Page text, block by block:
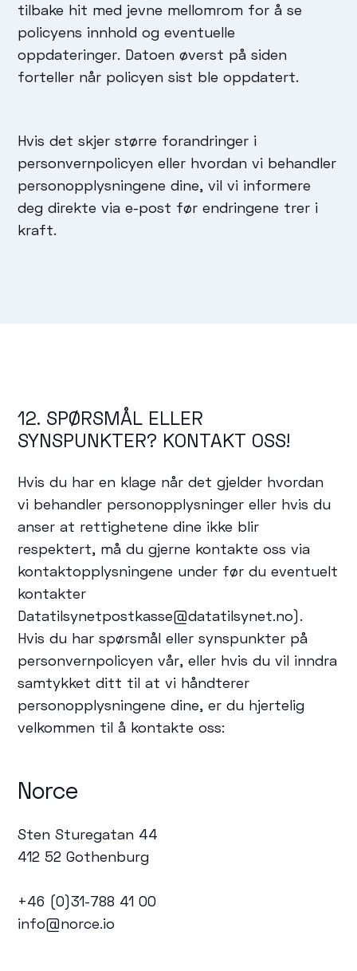
tilbake hit med jevne mellomrom for å se
policyens innhold og eventuelle
oppdateringer. Datoen øverst på siden
forteller når policyen sist ble oppdatert.
Hvis det skjer større forandringer i
personvernpolicyen eller hvordan vi behandler
personopplysningene dine, vil vi informere
deg direkte via e-post før endringene trer i
kraft.
12. SPØRSMÅL ELLER
SYNSPUNKTER? KONTAKT OSS!
Hvis du har en klage når det gjelder hvordan
vi behandler personopplysninger eller hvis du
anser at rettighetene dine ikke blir
respektert, må du gjerne kontakte oss via
kontaktopplysningene under før du eventuelt
kontakter
Datatilsynetpostkasse@datatilsynet.no).
Hvis du har spørsmål eller synspunkter på
personvernpolicyen vår, eller hvis du vil inndra
samtykket ditt til at vi håndterer
personopplysningene dine, er du hjertelig
velkommen til å kontakte oss:
Norce
Sten Sturegatan 44
412 52 Gothenburg
+46 (0)31-788 41 00
info@norce.io